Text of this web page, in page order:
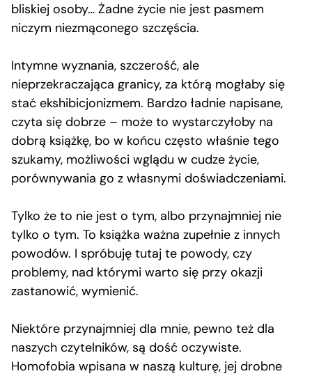
bliskiej osoby… Żadne życie nie jest pasmem
niczym niezmąconego szczęścia.
Intymne wyznania, szczerość, ale
nieprzekraczająca granicy, za którą mogłaby się
stać ekshibicjonizmem. Bardzo ładnie napisane,
czyta się dobrze – może to wystarczyłoby na
dobrą książkę, bo w końcu często właśnie tego
szukamy, możliwości wglądu w cudze życie,
porównywania go z własnymi doświadczeniami.
Tylko że to nie jest o tym, albo przynajmniej nie
tylko o tym. To książka ważna zupełnie z innych
powodów. I spróbuję tutaj te powody, czy
problemy, nad którymi warto się przy okazji
zastanowić, wymienić.
Niektóre przynajmniej dla mnie, pewno też dla
naszych czytelników, są dość oczywiste.
Homofobia wpisana w naszą kulturę, jej drobne